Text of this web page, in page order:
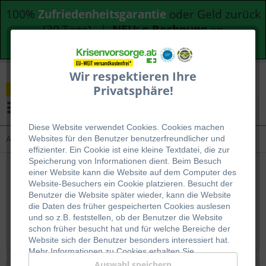
100% Zufriedenheitsgarantie oder Geld zurück
(30 Tage) |NEU: e-Rechnungan
Bundesdienststellen
Wir respektieren Ihre
Privatsphäre!
Diese Website verwendet Cookies. Cookies machen
Websites für den Benutzer benutzerfreundlicher und
effizienter. Ein Cookie ist eine kleine Textdatei, die zur
Speicherung von Informationen dient. Beim Besuch
einer Website kann die Website auf dem Computer des
Website-Besuchers ein Cookie platzieren. Besucht der
Benutzer die Website später wieder, kann die Website
die Daten des früher gespeicherten Cookies auslesen
und so z.B. feststellen, ob der Benutzer die Website
schon früher besucht hat und für welche Bereiche der
Website sich der Benutzer besonders interessiert hat.
Mehr Informationen zu Cookies erhalten Sie
Anfrage-Formular
Anfrage-Formular
Schreiben Sie uns eine eMail.
Wir freuen uns auf Ihre Kontaktaufnahme.